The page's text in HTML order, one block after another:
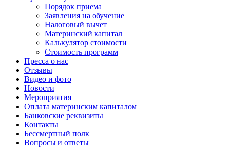
Порядок приема
Заявления на обучение
Налоговый вычет
Материнский капитал
Калькулятор стоимости
Стоимость программ
Пресса о нас
Отзывы
Видео и фото
Новости
Мероприятия
Оплата материнским капиталом
Банковские реквизиты
Контакты
Бессмертный полк
Вопросы и ответы